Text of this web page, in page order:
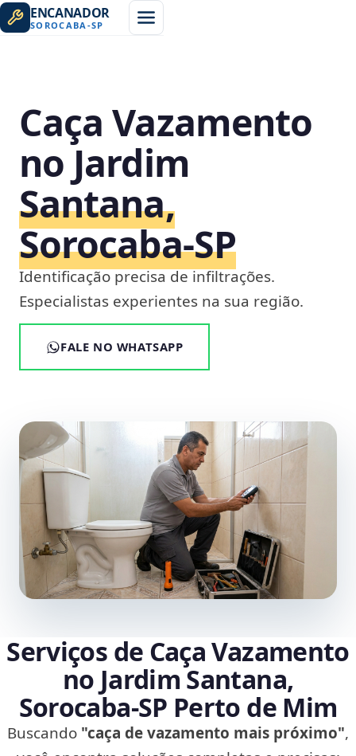
ENCANADOR
SOROCABA -SP
Caça Vazamento
no Jardim
Santana,
Sorocaba‑SP
Identificação precisa de infiltrações.
Especialistas experientes na sua região.
FALE NO WHATSAPP
Serviços de Caça Vazamento
no Jardim Santana,
Sorocaba‑SP Perto de Mim
Buscando "caça de vazamento mais próximo",